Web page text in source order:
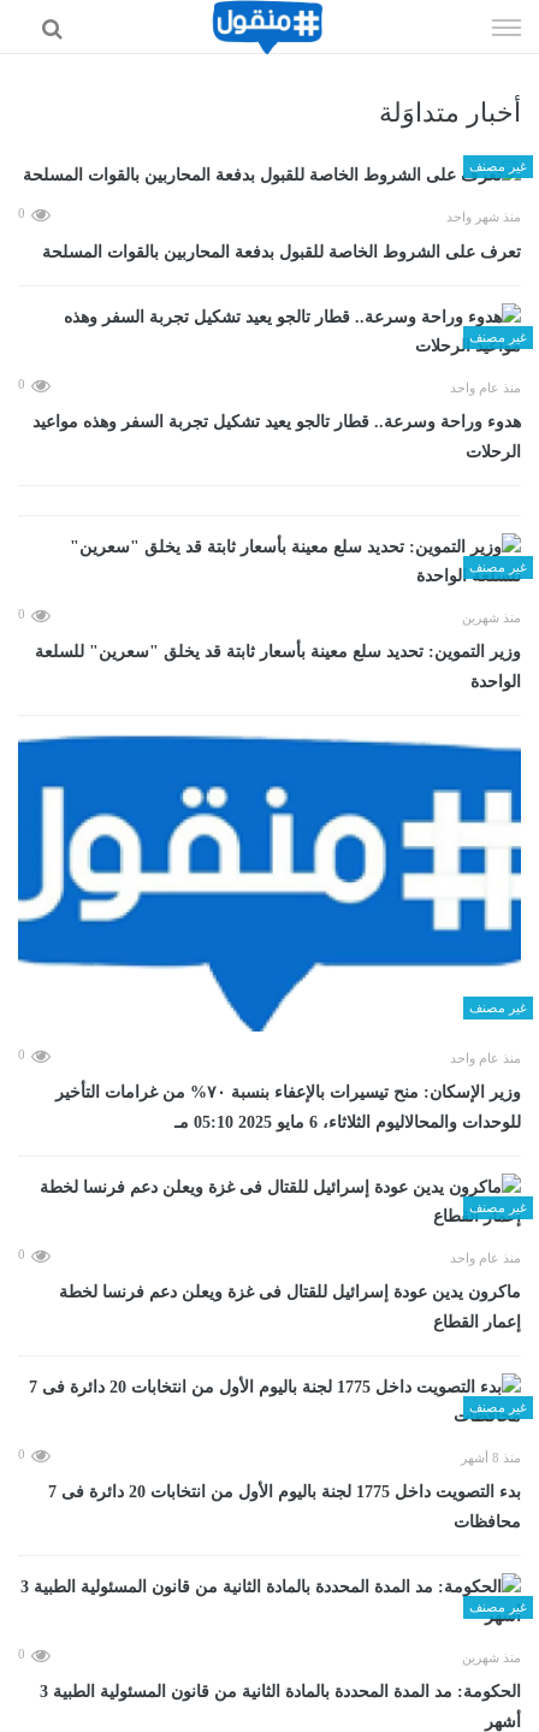
الى
أخبار متداوَلة
غير مصنف
منذ شهر واحد 0
تعرف على الشروط الخاصة للقبول بدفعة المحاربين بالقوات المسلحة
غير مصنف
منذ عام واحد 0
هدوء وراحة وسرعة.. قطار تالجو يعيد تشكيل تجربة السفر وهذه مواعيد
الرحلات
غير مصنف
منذ شهرين 0
وزير التموين: تحديد سلع معينة بأسعار ثابتة قد يخلق "سعرين" للسلعة
الواحدة
غير مصنف
منذ عام واحد 0
وزير الإسكان: منح تيسيرات بالإعفاء بنسبة ٧٠% من غرامات التأخير
للوحدات والمحالاليوم الثلاثاء، 6 مايو 2025 05:10 مـ
غير مصنف
منذ عام واحد 0
ماكرون يدين عودة إسرائيل للقتال فى غزة ويعلن دعم فرنسا لخطة
إعمار القطاع
غير مصنف
منذ 8 أشهر 0
بدء التصويت داخل 1775 لجنة باليوم الأول من انتخابات 20 دائرة فى 7
محافظات
غير مصنف
منذ شهرين 0
الحكومة: مد المدة المحددة بالمادة الثانية من قانون المسئولية الطبية 3
أشهر